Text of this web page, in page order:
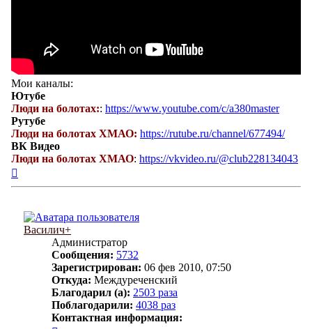
Мои каналы:
Ютубе
Люди на болотах:: https://www.youtube.com/c/a380master
Рутубе
Люди на болотах ХМАО: https://rutube.ru/channel/677494/
ВК Видео
Люди на болотах ХМАО: https://vkvideo.ru/@club228134043
Василич+
Администратор
Сообщения: 5732
Зарегистрирован: 06 фев 2010, 07:50
Откуда: Междуреченский
Благодарил (а): 2503 раза
Поблагодарили: 4038 раз
Контактная информация: